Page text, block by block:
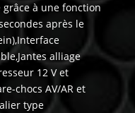
à une fonction
après le
alliage
12 V et
chocs AV/AR et
type